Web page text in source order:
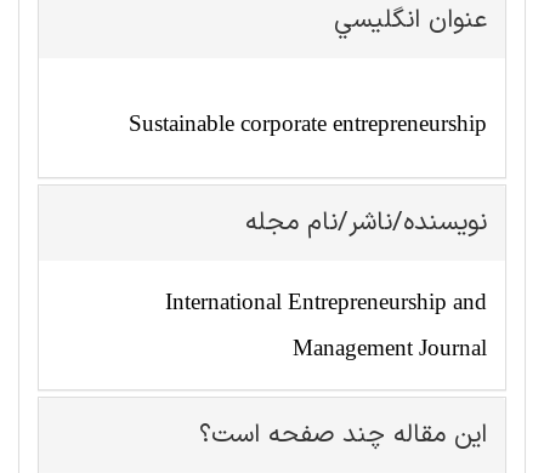
عنوان انگليسي
Sustainable corporate entrepreneurship
نویسنده/ناشر/نام مجله
International Entrepreneurship and
Management Journal
این مقاله چند صفحه است؟